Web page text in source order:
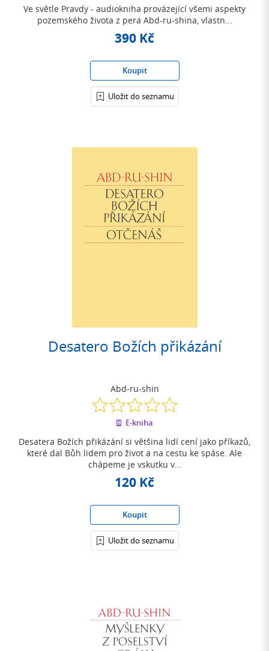
Ve světle Pravdy - audiokniha provázející všemi aspekty
pozemského života z pera Abd-ru-shina, vlastn...
390 Kč
Koupit
Uložit do seznamu
Desatero Božích přikázání
Abd-ru-shin
0.0
z
5
E-kniha
Desatera Božích přikázání si většina lidí cení jako příkazů,
které dal Bůh lidem pro život a na cestu ke spáse. Ale
chápeme je vskutku v...
120 Kč
Koupit
Uložit do seznamu